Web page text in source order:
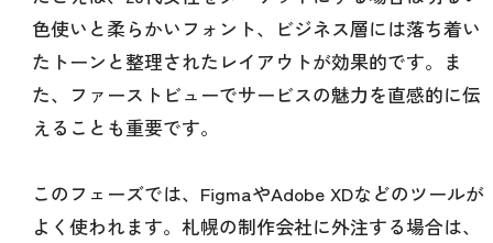
色使いと柔らかいフォント、ビジネス層には落ち着い
たトーンと整理されたレイアウトが効果的です。ま
た、ファーストビューでサービスの魅力を直感的に伝
えることも重要です。
このフェーズでは、FigmaやAdobe XDなどのツールが
よく使われます。札幌の制作会社に外注する場合は、